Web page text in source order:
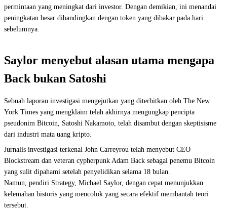
permintaan yang meningkat dari investor. Dengan demikian, ini menandai
peningkatan besar dibandingkan dengan token yang dibakar pada hari
sebelumnya.
Saylor menyebut alasan utama mengapa
Back bukan Satoshi
Sebuah laporan investigasi mengejutkan yang diterbitkan oleh The New
York Times yang mengklaim telah akhirnya mengungkap pencipta
pseudonim Bitcoin, Satoshi Nakamoto, telah disambut dengan skeptisisme
dari industri mata uang kripto.
Jurnalis investigasi terkenal John Carreyrou telah menyebut CEO
Blockstream dan veteran cypherpunk Adam Back sebagai penemu Bitcoin
yang sulit dipahami setelah penyelidikan selama 18 bulan.
Namun, pendiri Strategy, Michael Saylor, dengan cepat menunjukkan
kelemahan historis yang mencolok yang secara efektif membantah teori
tersebut.